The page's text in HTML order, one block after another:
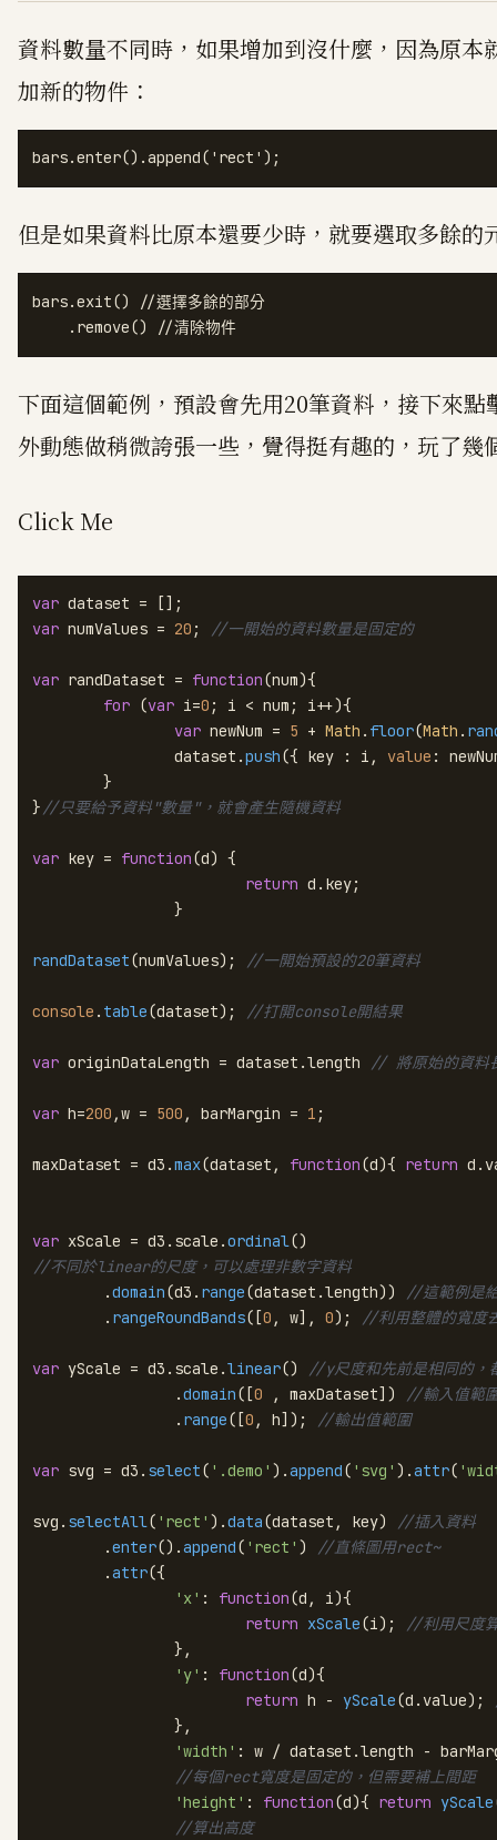
資料數量不同時，如果增加到沒什麼，因為原
加新的物件：
但是如果資料比原本還要少時，就要選取多餘
bars.exit() //選擇多餘的部分
下面這個範例，預設會先用20筆資料，接下來
外動態做稍微誇張一些，覺得挺有趣的，玩了
Click Me
var
var numValues = 20 ; //一開始的資料數量是固定的
var randDataset = function(num){
for (var i=0 ; i < num; i++){
var newNum = 5 + Math . floor(Math .
		dataset.
push({ key : i, value :
	}
}//只要給予資料"數量"，就會產生隨機資料
var key = function(d) {
return d. key;
		}
randDataset(numValues); //一開始預設的20筆資料
console . table(dataset); //打開console開結果
var originDataLength = dataset.length // 將原始的資料
var h=200 ,w = 500 , barMargin = 1 ;
maxDataset = d3.max(dataset, function(d){ return d.
var xScale = d3. scale .ordinal
//不同於linear的尺度，可以處理非數字資料
	.
domain(d3. range(dataset.length)) //這範例是
	.
rangeRoundBands([0 , w], 0); //利用整體的寬度
var yScale = d3. scale .linear() //y尺度和先前是相同的，
		.
domain([0 , maxDataset]) //輸入值範
		.
range([0 , h]); //輸出值範圍
var svg = d3. select( '.demo' ).append( 'svg' ).attr(
svg. selectAll( 'rect' ).data(dataset, key) //插入資料
	.
enter().append( 'rect' ) //直條圖用rect~
	.
attr({
'x' : function(d, i){
return xScale(i); //利用尺度
		},
'y' : function(d){
return h - yScale(d. value);
		},
'width' : w / dataset.length -
//每個rect寬度是固定的，但需要補上間距
'height' : function(d){ return yScale
//算出高度